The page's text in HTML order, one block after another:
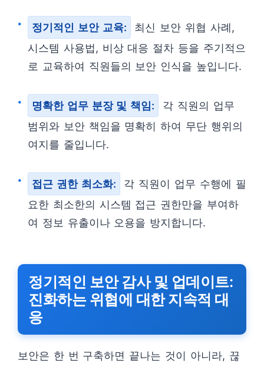
정기적인 보안 교육:
최신 보안 위협 사례,
시스템 사용법, 비상 대응 절차 등을 주기적으
로 교육하여 직원들의 보안 인식을 높입니다.
명확한 업무 분장 및 책임:
각 직원의 업무
범위와 보안 책임을 명확히 하여 무단 행위의
여지를 줄입니다.
접근 권한 최소화:
각 직원이 업무 수행에 필
요한 최소한의 시스템 접근 권한만을 부여하
여 정보 유출이나 오용을 방지합니다.
정기적인 보안 감사 및 업데이트:
진화하는 위협에 대한 지속적 대
응
보안은 한 번 구축하면 끝나는 것이 아니라, 끊